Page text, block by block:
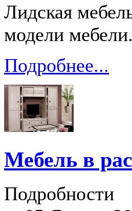
Лидская
модели мебели.
Подробнее...
Мебель в
Подробности